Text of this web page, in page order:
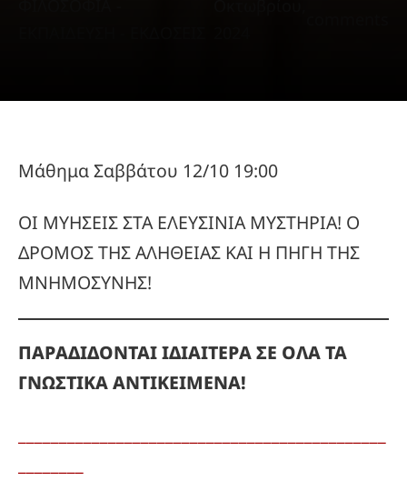
Μάθημα Σαββάτου 12/10 19:00
ΟΙ ΜΥΗΣΕΙΣ ΣΤΑ ΕΛΕΥΣΙΝΙΑ ΜΥΣΤΗΡΙΑ! Ο
ΔΡΟΜΟΣ ΤΗΣ ΑΛΗΘΕΙΑΣ ΚΑΙ Η ΠΗΓΗ ΤΗΣ
ΜΝΗΜΟΣΥΝΗΣ!
ΠΑΡΑΔΙΔΟΝΤΑΙ ΙΔΙΑΙΤΕΡΑ ΣΕ ΟΛΑ ΤΑ
ΓΝΩΣΤΙΚΑ ΑΝΤΙΚΕΙΜΕΝΑ!